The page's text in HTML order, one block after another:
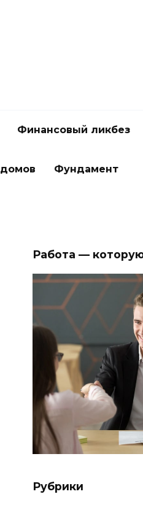
Финансовый ликбез
Фундамент
Работа —
Рубрики